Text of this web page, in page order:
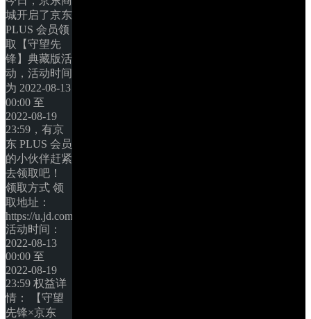
城开启了京东
PLUS 会员领
取【守望先
锋】典藏版活
动，活动时间
为 2022-08-13
00:00 至
2022-08-19
23:59，有京
东 PLUS 会员
的小伙伴赶紧
去领取吧！
领取方式 领
取地址：
https://u.jd.com/RwJjtt5
活动时间：
2022-08-13
00:00 至
2022-08-19
23:59 权益详
情： 【守望
先锋×京东